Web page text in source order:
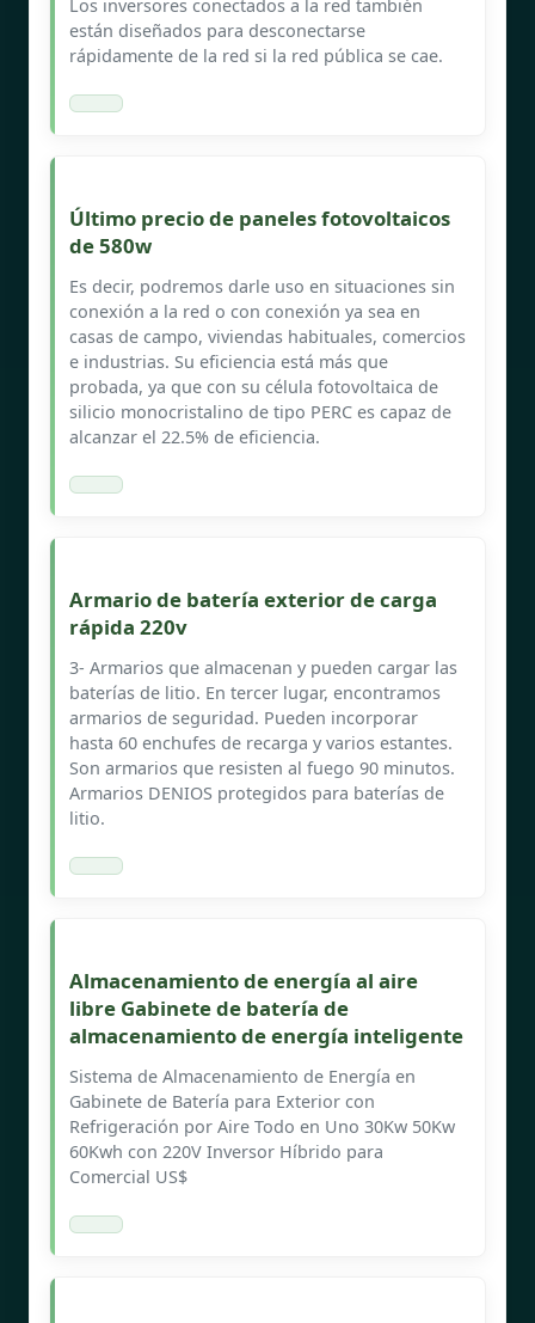
Los inversores conectados a la red también
están diseñados para desconectarse
rápidamente de la red si la red pública se cae.
Último precio de paneles fotovoltaicos
de 580w
Es decir, podremos darle uso en situaciones sin
conexión a la red o con conexión ya sea en
casas de campo, viviendas habituales, comercios
e industrias. Su eficiencia está más que
probada, ya que con su célula fotovoltaica de
silicio monocristalino de tipo PERC es capaz de
alcanzar el 22.5% de eficiencia.
Armario de batería exterior de carga
rápida 220v
3- Armarios que almacenan y pueden cargar las
baterías de litio. En tercer lugar, encontramos
armarios de seguridad. Pueden incorporar
hasta 60 enchufes de recarga y varios estantes.
Son armarios que resisten al fuego 90 minutos.
Armarios DENIOS protegidos para baterías de
litio.
Almacenamiento de energía al aire
libre Gabinete de batería de
almacenamiento de energía inteligente
Sistema de Almacenamiento de Energía en
Gabinete de Batería para Exterior con
Refrigeración por Aire Todo en Uno 30Kw 50Kw
60Kwh con 220V Inversor Híbrido para
Comercial US$